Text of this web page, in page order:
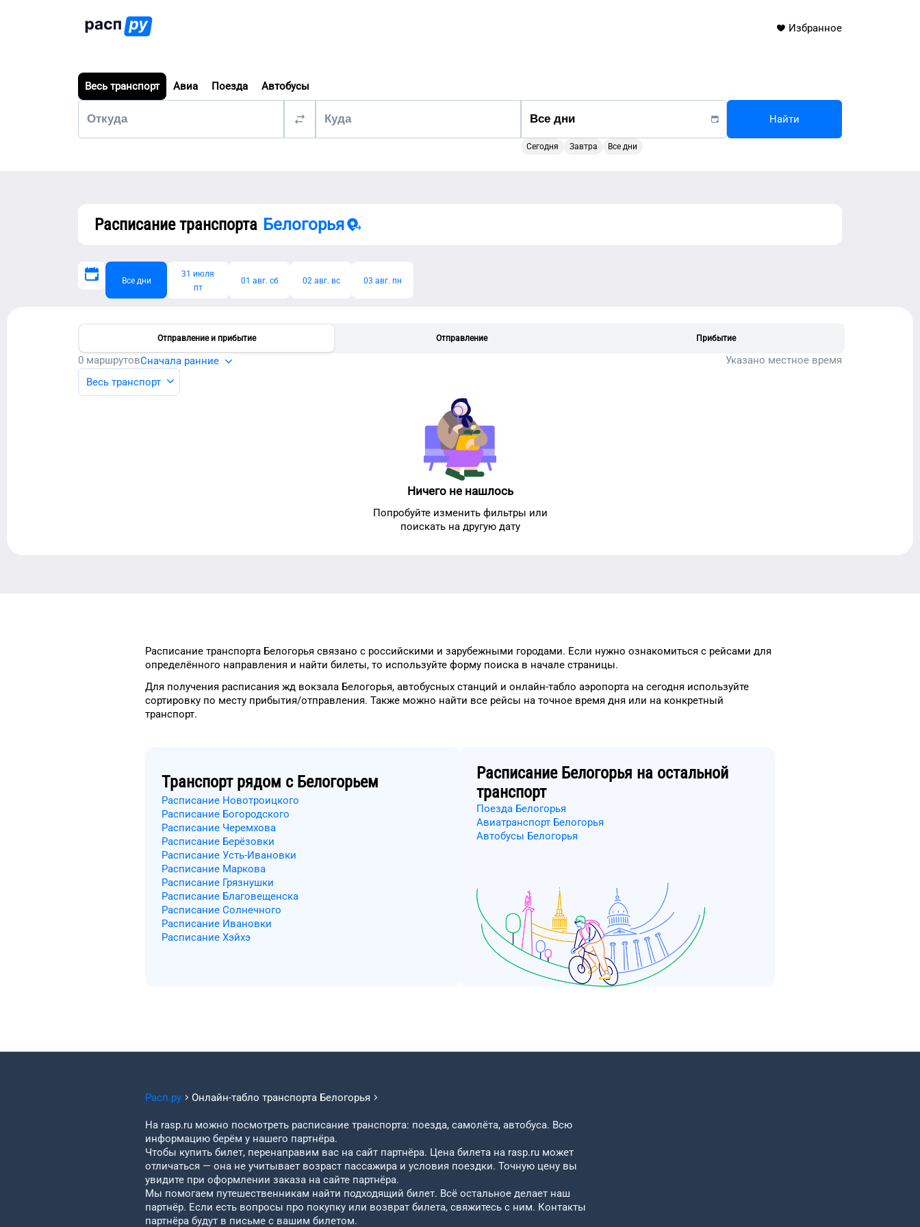
Избранное
Весь транспорт Авиа Поезда Автобусы
Сегодня Завтра Все дни
Найти
Расписание транспорта Белогорья
Все дни
31 июля
пт
01 авг. сб 02 авг. вс 03 авг. пн
Отправление и прибытие Отправление Прибытие
0 маршрутовСначала ранние
Указано местное время
Весь транспорт
Ничего не нашлось
Попробуйте изменить фильтры или
поискать на другую дату
Расписание транспорта Белогорья связано с российскими и зарубежными городами. Если нужно ознакомиться с рейсами для
определённого направления и найти билеты, то используйте форму поиска в начале страницы.
Для получения расписания жд вокзала Белогорья, автобусных станций и онлайн-табло аэропорта на сегодня используйте
сортировку по месту прибытия/отправления. Также можно найти все рейсы на точное время дня или на конкретный
транспорт.
Транспорт рядом с Белогорьем
Расписание Новотроицкого
Расписание Богородского
Расписание Черемхова
Расписание Берёзовки
Расписание Усть-Ивановки
Расписание Маркова
Расписание Грязнушки
Расписание Благовещенска
Расписание Солнечного
Расписание Ивановки
Расписание Хэйхэ
Расписание Белогорья на остальной
транспорт
Поезда Белогорья
Авиатранспорт Белогорья
Автобусы Белогорья
Расп.ру Онлайн-табло транспорта Белогорья
На rasp.ru можно посмотреть расписание транспорта: поезда, самолёта, автобуса. Всю
информацию берём у нашего партнёра.
Чтобы купить билет, перенаправим вас на сайт партнёра. Цена билета на rasp.ru может
отличаться — она не учитывает возраст пассажира и условия поездки. Точную цену вы
увидите при оформлении заказа на сайте партнёра.
Мы помогаем путешественникам найти подходящий билет. Всё остальное делает наш
партнёр. Если есть вопросы про покупку или возврат билета, свяжитесь с ним. Контакты
партнёра будут в письме с вашим билетом.